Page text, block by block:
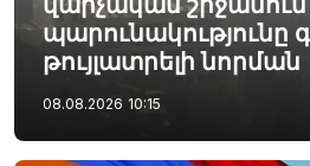
պարունակությունը
թույլատրելի նորման
08.08.2026 10:15